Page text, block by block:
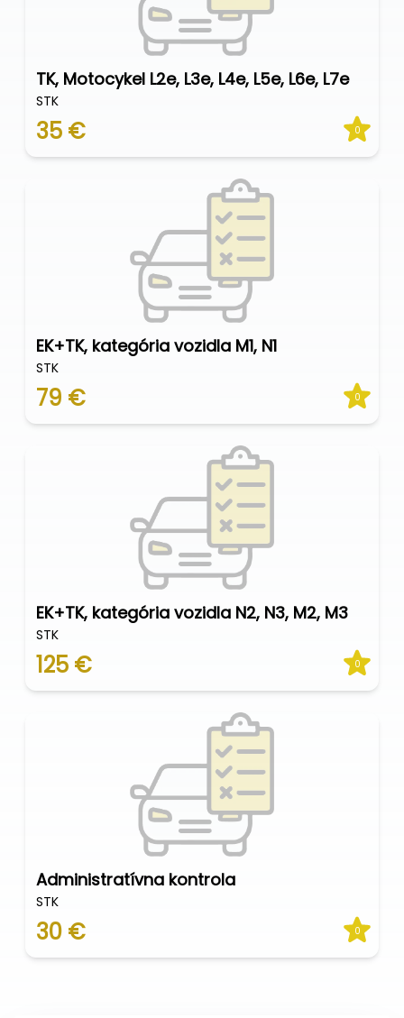
TK, Motocykel L2e, L3e, L4e, L5e, L6e, L7e
STK
35 € 0
EK+TK, kategória vozidla M1, N1
STK
79 € 0
EK+TK, kategória vozidla N2, N3, M2, M3
STK
125 € 0
Administratívna kontrola
STK
30 € 0